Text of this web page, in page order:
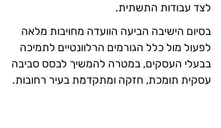
לצד עבודות התשתית.
בסיום הישיבה הביעה הוועדה מחויבות מלאה
לפעול מול כלל הגורמים הרלוונטיים לתמיכה
בבעלי העסקים, במטרה להמשיך לבסס סביבה
עסקית תומכת, חזקה ומתקדמת בעיר רחובות.